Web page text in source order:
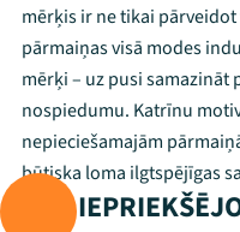
Mana
mērķis ir ne tikai
pārmaiņas visā modes
mērķi – uz pusi
nospiedumu. Katrīnu
nepieciešamajām
būtiska loma ilgtspējīgas